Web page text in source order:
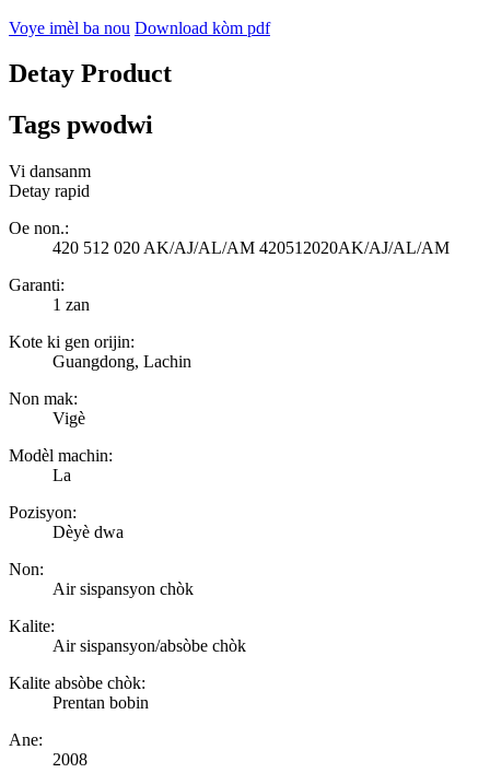
Voye imèl ba nou Download kòm pdf
Detay Product
Tags pwodwi
Vi dansanm
Detay rapid
Oe non.:
420 512 020 AK/AJ/AL/AM 420512020AK/AJ/AL/AM
Garanti:
1 zan
Kote ki gen orijin:
Guangdong, Lachin
Non mak:
Vigè
Modèl machin:
La
Pozisyon:
Dèyè dwa
Non:
Air sispansyon chòk
Kalite:
Air sispansyon/absòbe chòk
Kalite absòbe chòk:
Prentan bobin
Ane:
2008